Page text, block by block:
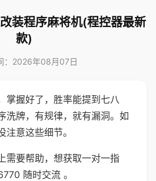
装程序麻将机(程控器最新
款)
：2026年08月07日
掌握好了，胜率能提到七八
洗牌，有规律，就有漏洞。如
意这些细节。
需要帮助，想获取一对一指
随时交流 。